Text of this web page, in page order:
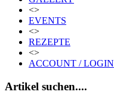
<>
EVENTS
<>
REZEPTE
<>
ACCOUNT / LOGIN
Artikel suchen....